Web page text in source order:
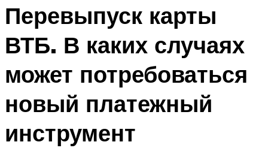
Перевыпуск карты
ВТБ. В каких случаях
может потребоваться
новый платежный
инструмент